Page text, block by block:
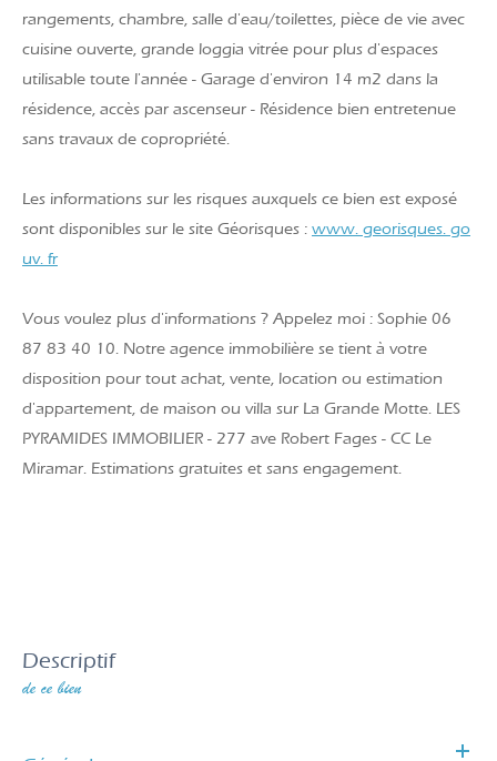
rangements, chambre, salle d'eau/toilettes, pièce de vie avec
cuisine ouverte, grande loggia vitrée pour plus d'espaces
utilisable toute l'année - Garage d'environ 14 m2 dans la
résidence, accès par ascenseur - Résidence bien entretenue
sans travaux de copropriété.
Les informations sur les risques auxquels ce bien est exposé
sont disponibles sur le site Géorisques : www. georisques. go
uv. fr
Vous voulez plus d'informations ? Appelez moi : Sophie 06
87 83 40 10. Notre agence immobilière se tient à votre
disposition pour tout achat, vente, location ou estimation
d'appartement, de maison ou villa sur La Grande Motte. LES
PYRAMIDES IMMOBILIER - 277 ave Robert Fages - CC Le
Miramar. Estimations gratuites et sans engagement.
descriptif
de ce bien